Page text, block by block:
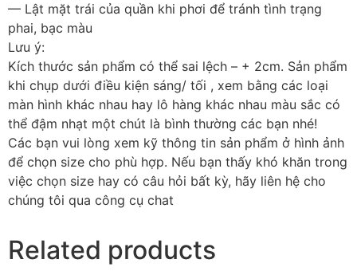
— Lật mặt trái của quần khi phơi để tránh tình trạng
phai, bạc màu
Lưu ý:
Kích thước sản phẩm có thể sai lệch – + 2cm. Sản phẩm
khi chụp dưới điều kiện sáng/ tối , xem bằng các loại
màn hình khác nhau hay lô hàng khác nhau màu sắc có
thể đậm nhạt một chút là bình thường các bạn nhé!
Các bạn vui lòng xem kỹ thông tin sản phẩm ở hình ảnh
để chọn size cho phù hợp. Nếu bạn thấy khó khăn trong
việc chọn size hay có câu hỏi bất kỳ, hãy liên hệ cho
chúng tôi qua công cụ chat
Related products